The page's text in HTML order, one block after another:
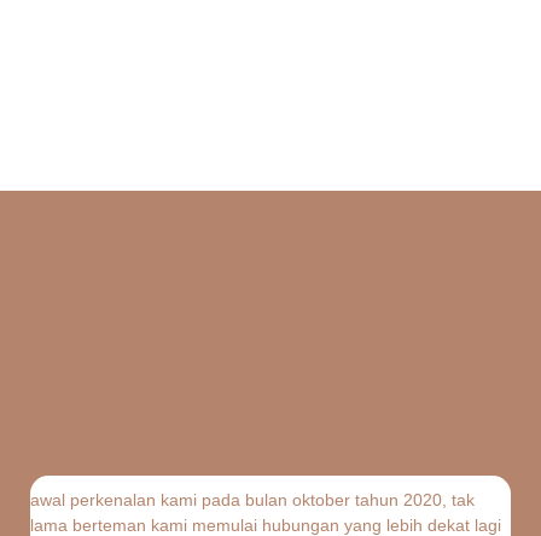
awal perkenalan kami pada bulan oktober tahun 2020, tak
lama berteman kami memulai hubungan yang lebih dekat lagi